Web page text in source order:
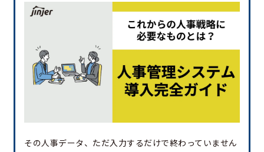
その人事データ、ただ入力するだけで終わっていません